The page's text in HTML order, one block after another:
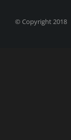
© Copyright 2018